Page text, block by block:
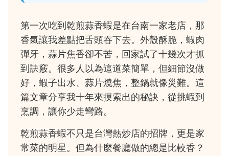
第一次吃到乾煎蒜香蝦是在台南一家老店，那
香氣讓我差點把舌頭吞下去。外殼酥脆，蝦肉
彈牙，蒜片焦香卻不苦，回家試了十幾次才抓
到訣竅。很多人以為這道菜簡單，但細節沒做
好，蝦子出水、蒜片燒焦，整鍋就像災難。這
篇文章分享我十年來摸索出的秘訣，從挑蝦到
烹調，讓你少走彎路。
乾煎蒜香蝦不只是台灣熱炒店的招牌，更是家
常菜的明星。但為什麼餐廳做的總是比較香？